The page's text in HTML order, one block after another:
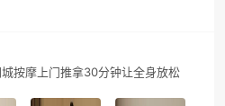
按摩上门推拿30分钟让全身放松